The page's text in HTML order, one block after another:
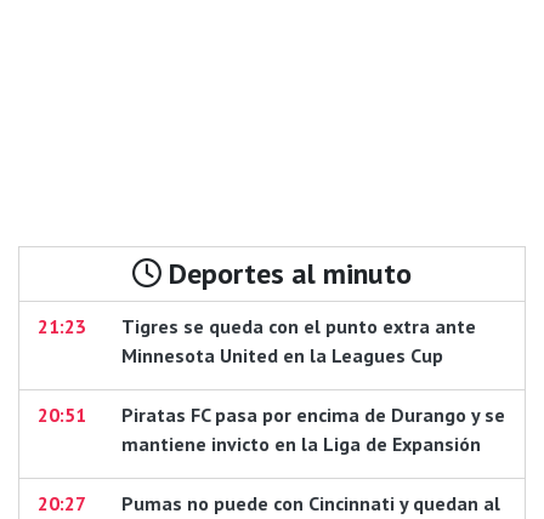
Deportes al minuto
21:23
Tigres se queda con el punto extra ante
Minnesota United en la Leagues Cup
20:51
Piratas FC pasa por encima de Durango y se
mantiene invicto en la Liga de Expansión
20:27
Pumas no puede con Cincinnati y quedan al